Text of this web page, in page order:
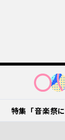
特集「音楽祭